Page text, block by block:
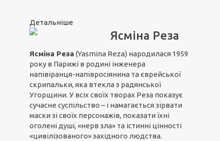
Детальніше
Ясміна Реза
Ясміна Реза (Yasmina Reza) народилася 1959
року в Парижі в родині інженера
напівіранця-напівросіянина та єврейської
скрипальки, яка втекла з радянської
Угорщини. У всіх своїх творах Реза показує
сучасне суспільство – і намагається зірвати
маски зі своїх персонажів, показати їхні
оголені душі, «нерв зла» та істинні цінності
«цивілізованого» західного людства.